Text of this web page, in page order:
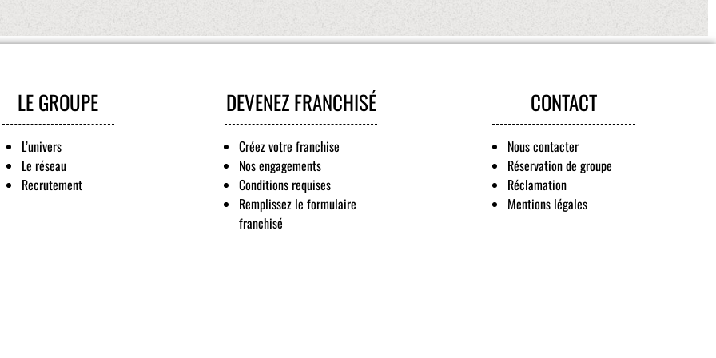
LE GROUPE
L’univers
Le réseau
Recrutement
DEVENEZ FRANCHISÉ
Créez votre franchise
Nos engagements
Conditions requises
Remplissez le formulaire
franchisé
CONTACT
Nous contacter
Réservation de groupe
Réclamation
Mentions légales